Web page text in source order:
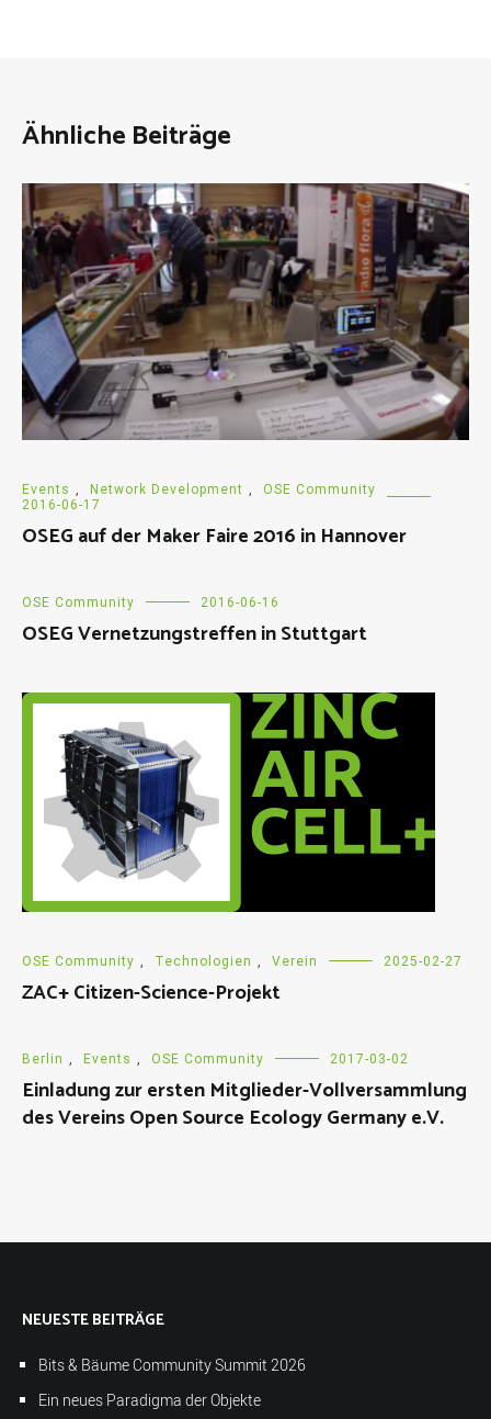
Ähnliche Beiträge
Events , Network Development ,
OSE Community
2016-06-17
OSEG auf der Maker Faire 2016 in Hannover
OSE Community 2016-06-16
OSEG Vernetzungstreffen in Stuttgart
OSE Community , Technologien , Verein 2025-02-27
ZAC+ Citizen-Science-Projekt
Berlin , Events , OSE Community 2017-03-02
Einladung zur ersten Mitglieder-Vollversammlung
des Vereins Open Source Ecology Germany e.V.
NEUESTE BEITRÄGE
Bits & Bäume Community Summit 2026
Ein neues Paradigma der Objekte